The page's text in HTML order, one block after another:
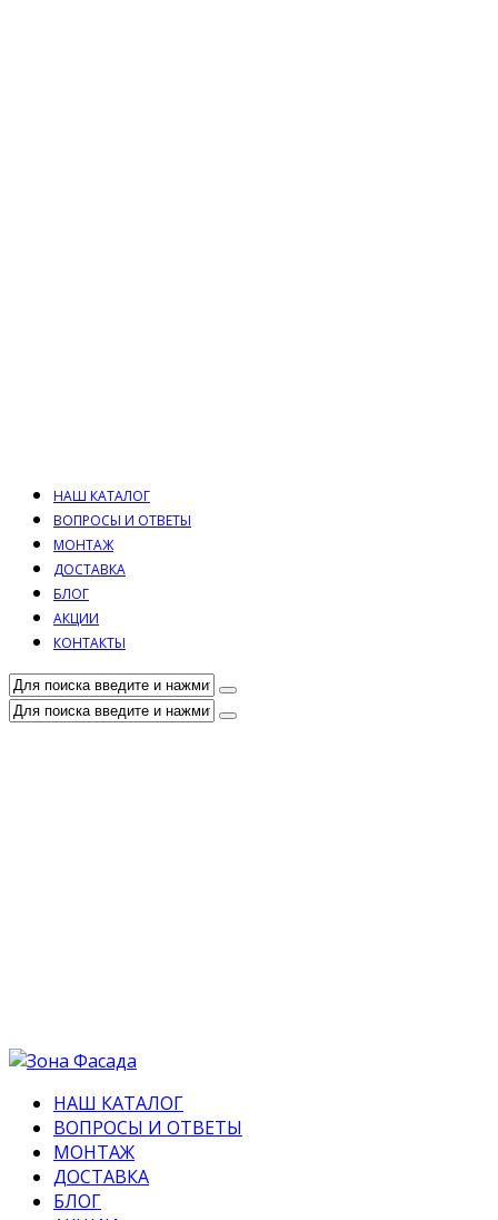
НАШ КАТАЛОГ
ВОПРОСЫ И ОТВЕТЫ
МОНТАЖ
ДОСТАВКА
БЛОГ
АКЦИИ
КОНТАКТЫ
НАШ КАТАЛОГ
ВОПРОСЫ И ОТВЕТЫ
МОНТАЖ
ДОСТАВКА
БЛОГ